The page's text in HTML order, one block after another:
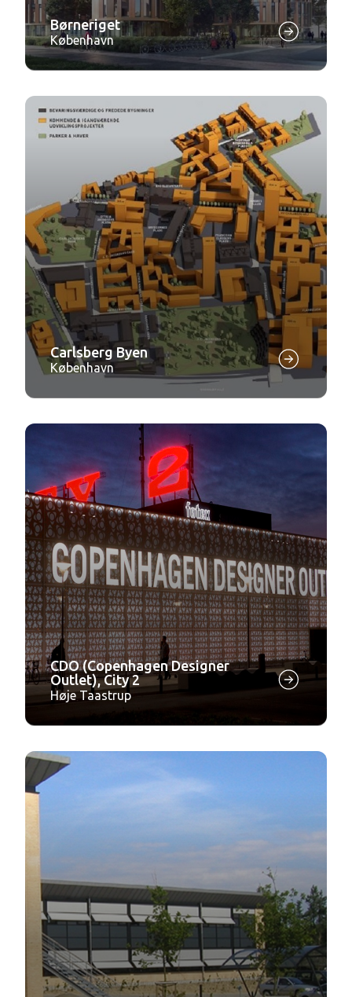
Børneriget
København
Carlsberg Byen
København
CDO (Copenhagen Designer
Outlet), City 2
Høje Taastrup